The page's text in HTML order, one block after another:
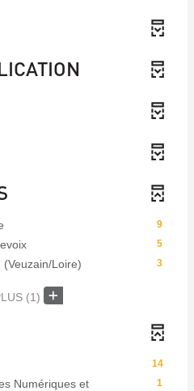
9
5
3
(Veuzain/Loire)
(1)
14
1
Numériques et